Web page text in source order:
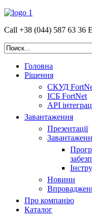
Call +38 (044) 587 63 36
Головна
Рішення
СКУД
ІСБ FortNet
API
Завантаження
Презентації
Новини
Про компанію
Каталог